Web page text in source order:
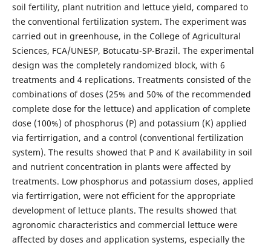
soil fertility, plant nutrition and lettuce yield, compared to
the conventional fertilization system. The experiment was
carried out in greenhouse, in the College of Agricultural
Sciences, FCA/UNESP, Botucatu-SP-Brazil. The experimental
design was the completely randomized block, with 6
treatments and 4 replications. Treatments consisted of the
combinations of doses (25% and 50% of the recommended
complete dose for the lettuce) and application of complete
dose (100%) of phosphorus (P) and potassium (K) applied
via fertirrigation, and a control (conventional fertilization
system). The results showed that P and K availability in soil
and nutrient concentration in plants were affected by
treatments. Low phosphorus and potassium doses, applied
via fertirrigation, were not efficient for the appropriate
development of lettuce plants. The results showed that
agronomic characteristics and commercial lettuce were
affected by doses and application systems, especially the